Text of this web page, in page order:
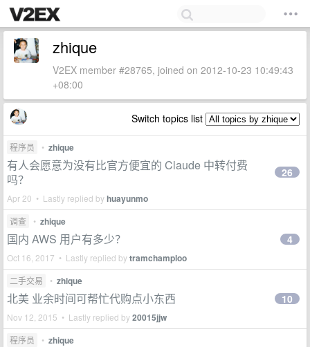
zhique
V2EX member #28765, joined on 2012-10-23 10:49:43
+08:00
Switch topics list
程序员 • zhique
有人会愿意为没有比官方便宜的 Claude 中转付费
吗？
Apr 20 • Lastly replied byhuayunmo
26
调查 • zhique
国内 AWS 用户有多少？
Oct 16, 2017 • Lastly replied bytramchamploo
4
二手交易 • zhique
北美 业余时间可帮忙代购点小东西
Nov 12, 2015 • Lastly replied by20015jjw
10
程序员 • zhique